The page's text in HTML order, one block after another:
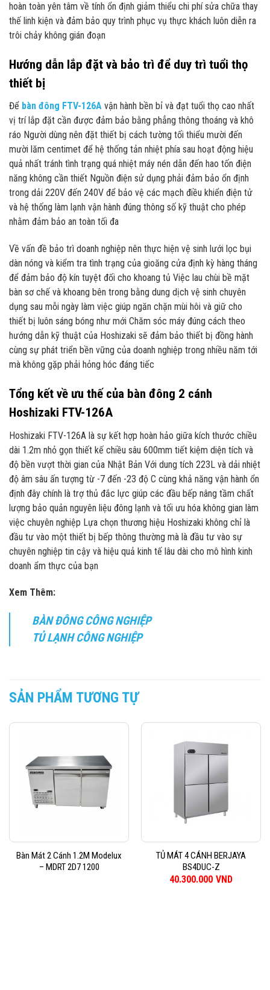
hoàn toàn yên tâm về tính ổn định giảm thiểu chi phí sửa chữa thay
thế linh kiện và đảm bảo quy trình phục vụ thực khách luôn diễn ra
trôi chảy không gián đoạn
Hướng dẫn lắp đặt và bảo trì để duy trì tuổi thọ
thiết bị
Để bàn đông FTV-126A vận hành bền bỉ và đạt tuổi thọ cao nhất
vị trí lắp đặt cần được đảm bảo bằng phẳng thông thoáng và khô
ráo Người dùng nên đặt thiết bị cách tường tối thiểu mười đến
mười lăm centimet để hệ thống tản nhiệt phía sau hoạt động hiệu
quả nhất tránh tình trạng quá nhiệt máy nén dẫn đến hao tốn điện
năng không cần thiết Nguồn điện sử dụng phải đảm bảo ổn định
trong dải 220V đến 240V để bảo vệ các mạch điều khiển điện tử
và hệ thống làm lạnh vận hành đúng thông số kỹ thuật cho phép
nhằm đảm bảo an toàn tối đa
Về vấn đề bảo trì doanh nghiệp nên thực hiện vệ sinh lưới lọc bụi
dàn nóng và kiểm tra tình trạng của gioăng cửa định kỳ hàng tháng
để đảm bảo độ kín tuyệt đối cho khoang tủ Việc lau chùi bề mặt
bàn sơ chế và khoang bên trong bằng dung dịch vệ sinh chuyên
dụng sau mỗi ngày làm việc giúp ngăn chặn mùi hôi và giữ cho
thiết bị luôn sáng bóng như mới Chăm sóc máy đúng cách theo
hướng dẫn kỹ thuật của Hoshizaki sẽ đảm bảo thiết bị đồng hành
cùng sự phát triển bền vững của doanh nghiệp trong nhiều năm tới
mà không gặp phải hỏng hóc đáng tiếc
Tổng kết về ưu thế của bàn đông 2 cánh
Hoshizaki FTV-126A
Hoshizaki FTV-126A là sự kết hợp hoàn hảo giữa kích thước chiều
dài 1.2m nhỏ gọn thiết kế chiều sâu 600mm tiết kiệm diện tích và
độ bền vượt thời gian của Nhật Bản Với dung tích 223L và dải nhiệt
độ âm sâu ấn tượng từ -7 đến -23 độ C cùng khả năng vận hành ổn
định đây chính là trợ thủ đắc lực giúp các đầu bếp nâng tầm chất
lượng bảo quản nguyên liệu đông lạnh và tối ưu hóa không gian làm
việc chuyên nghiệp Lựa chọn thương hiệu Hoshizaki không chỉ là
đầu tư vào một thiết bị bếp thông thường mà là đầu tư vào sự
chuyên nghiệp tin cậy và hiệu quả kinh tế lâu dài cho mô hình kinh
doanh ẩm thực của bạn
Xem Thêm:
BÀN ĐÔNG CÔNG NGHIỆP
TỦ LẠNH CÔNG NGHIỆP
SẢN PHẨM TƯƠNG TỰ
Bàn Mát 2 Cánh 1.2M Modelux
– MDRT 2D7 1200
TỦ MÁT 4 CÁNH BERJAYA
BS4DUC-Z
40.300.000 VND